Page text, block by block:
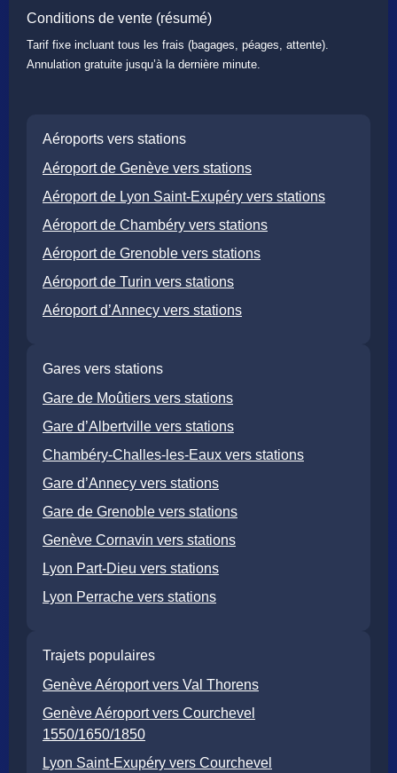
Conditions de vente (résumé)
Tarif fixe incluant tous les frais (bagages, péages, attente).
Annulation gratuite jusqu’à la dernière minute.
Aéroports vers stations
Aéroport de Genève vers stations
Aéroport de Lyon Saint-Exupéry vers stations
Aéroport de Chambéry vers stations
Aéroport de Grenoble vers stations
Aéroport de Turin vers stations
Aéroport d’Annecy vers stations
Gares vers stations
Gare de Moûtiers vers stations
Gare d’Albertville vers stations
Chambéry-Challes-les-Eaux vers stations
Gare d’Annecy vers stations
Gare de Grenoble vers stations
Genève Cornavin vers stations
Lyon Part-Dieu vers stations
Lyon Perrache vers stations
Trajets populaires
Genève Aéroport vers Val Thorens
Genève Aéroport vers Courchevel
1550/1650/1850
Lyon Saint-Exupéry vers Courchevel